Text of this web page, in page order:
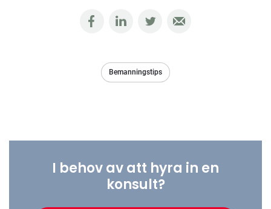
Bemanningstips
I behov av att hyra in en
konsult?